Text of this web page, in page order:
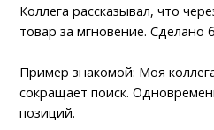
Коллега рассказывал, что
товар за мгновение. Сделано
Пример знакомой: Моя
сокращает поиск.
позиций.